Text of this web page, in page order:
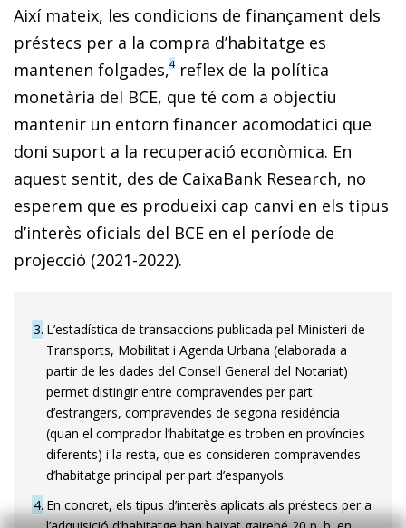
Així mateix, les condicions de finançament dels
préstecs per a la compra d’habitatge es
mantenen folgades,4reflex de la política
monetària del BCE, que té com a objectiu
mantenir un entorn financer acomodatici que
doni suport a la recuperació econòmica. En
aquest sentit, des de CaixaBank Research, no
esperem que es produeixi cap canvi en els tipus
d’interès oficials del BCE en el període de
projecció (2021-2022).
3 L’estadística de transaccions publicada pel Ministeri de
Transports, Mobilitat i Agenda Urbana (elaborada a
partir de les dades del Consell General del Notariat)
permet distingir entre compravendes per part
d’estrangers, compravendes de segona residència
(quan el comprador l’habitatge es troben en províncies
diferents) i la resta, que es consideren compravendes
d’habitatge principal per part d’espanyols.
4 En concret, els tipus d’interès aplicats als préstecs per a